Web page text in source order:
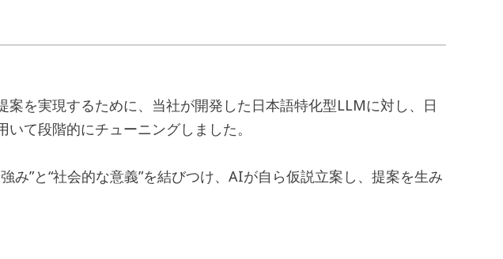
を実現するために、当社が開発した日本語特化型LLMに対し、日
て段階的にチューニングしました。
”と“社会的な意義”を結びつけ、AIが自ら仮説立案し、提案を生み